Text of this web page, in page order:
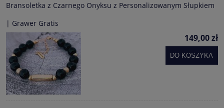
Bransoletka z Czarnego Onyksu z Personalizowanym Słupkiem
| Grawer Gratis
149,00 zł
DO KOSZYKA